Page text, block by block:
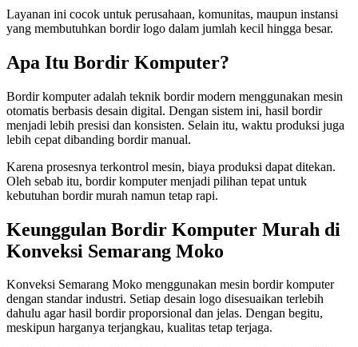
Layanan ini cocok untuk perusahaan, komunitas, maupun instansi
yang membutuhkan bordir logo dalam jumlah kecil hingga besar.
Apa Itu Bordir Komputer?
Bordir komputer adalah teknik bordir modern menggunakan mesin
otomatis berbasis desain digital. Dengan sistem ini, hasil bordir
menjadi lebih presisi dan konsisten. Selain itu, waktu produksi juga
lebih cepat dibanding bordir manual.
Karena prosesnya terkontrol mesin, biaya produksi dapat ditekan.
Oleh sebab itu, bordir komputer menjadi pilihan tepat untuk
kebutuhan bordir murah namun tetap rapi.
Keunggulan Bordir Komputer Murah di
Konveksi Semarang Moko
Konveksi Semarang Moko menggunakan mesin bordir komputer
dengan standar industri. Setiap desain logo disesuaikan terlebih
dahulu agar hasil bordir proporsional dan jelas. Dengan begitu,
meskipun harganya terjangkau, kualitas tetap terjaga.